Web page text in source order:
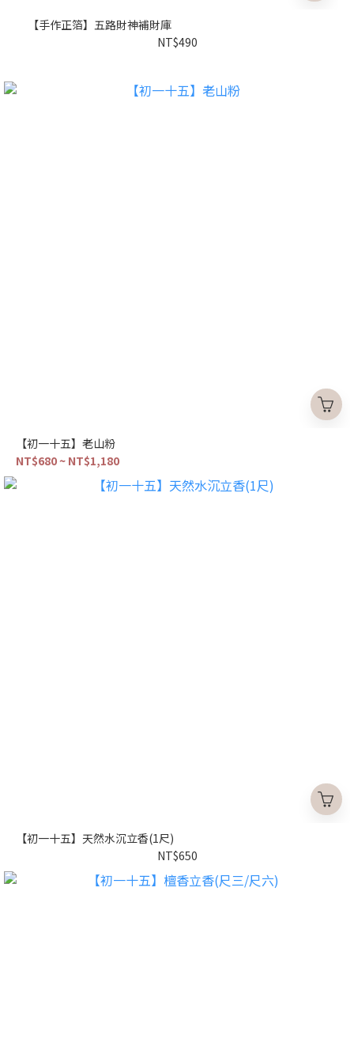
【手作正箔】五路財神補財庫
NT$490
【初一十五】老山粉
NT$680 ~ NT$1,180
【初一十五】天然水沉立香(1尺)
NT$650